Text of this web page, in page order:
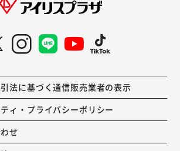
法に基づく通信販売業者の表示
ィ・プライバシーポリシー
せ